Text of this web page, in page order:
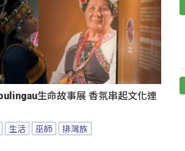
生命故事展 香氛串起文化連
生活 巫師 排灣族